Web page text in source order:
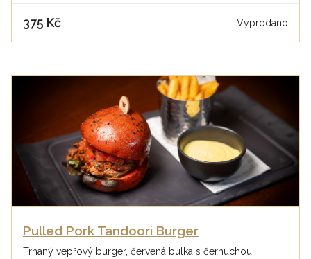
375 Kč Vyprodáno
Pulled Pork Tandoori Burger
Trhaný vepřový burger, červená bulka s černuchou,